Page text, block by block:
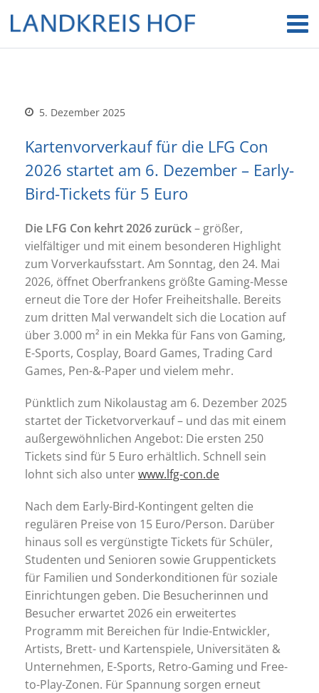
5. Dezember 2025
Kartenvorverkauf für die LFG Con
2026 startet am 6. Dezember – Early-
Bird-Tickets für 5 Euro
Die LFG Con kehrt 2026 zurück– größer,
vielfältiger und mit einem besonderen Highlight
zum Vorverkaufsstart. Am Sonntag, den 24. Mai
2026, öffnet Oberfrankens größte Gaming-Messe
erneut die Tore der Hofer Freiheitshalle. Bereits
zum dritten Mal verwandelt sich die Location auf
über 3.000 m² in ein Mekka für Fans von Gaming,
E-Sports, Cosplay, Board Games, Trading Card
Games, Pen-&-Paper und vielem mehr.
Pünktlich zum Nikolaustag am 6. Dezember 2025
startet der Ticketvorverkauf – und das mit einem
außergewöhnlichen Angebot: Die ersten 250
Tickets sind für 5 Euro erhältlich. Schnell sein
lohnt sich also unterwww.lfg-con.de
Nach dem Early-Bird-Kontingent gelten die
regulären Preise von 15 Euro/Person. Darüber
hinaus soll es vergünstigte Tickets für Schüler,
Studenten und Senioren sowie Gruppentickets
für Familien und Sonderkonditionen für soziale
Einrichtungen geben. Die Besucherinnen und
Besucher erwartet 2026 ein erweitertes
Programm mit Bereichen für Indie-Entwickler,
Artists, Brett- und Kartenspiele, Universitäten &
Unternehmen, E-Sports, Retro-Gaming und Free-
to-Play-Zonen. Für Spannung sorgen erneut